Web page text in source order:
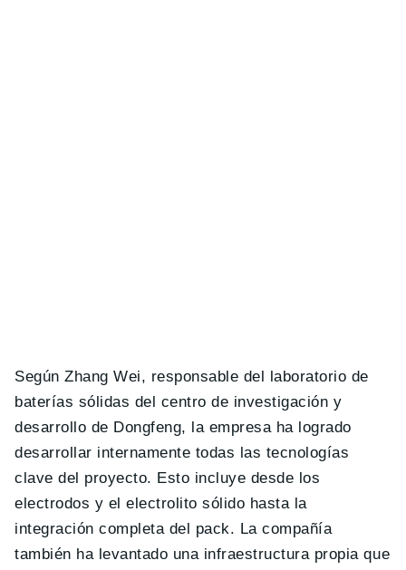
Según Zhang Wei, responsable del laboratorio de
baterías sólidas del centro de investigación y
desarrollo de Dongfeng, la empresa ha logrado
desarrollar internamente todas las tecnologías
clave del proyecto. Esto incluye desde los
electrodos y el electrolito sólido hasta la
integración completa del pack. La compañía
también ha levantado una infraestructura propia que